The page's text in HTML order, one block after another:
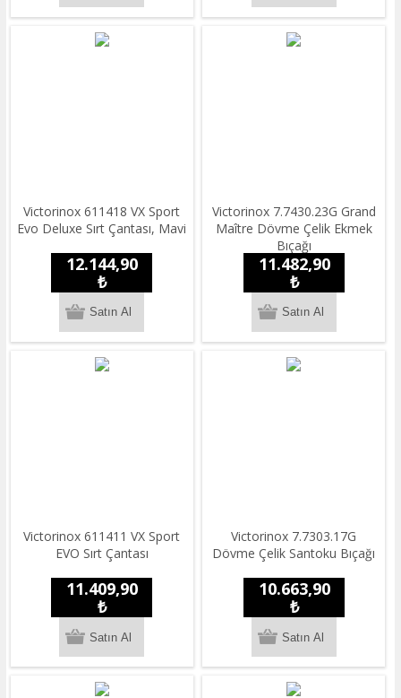
Victorinox 611418 VX Sport
Evo Deluxe Sırt Çantası, Mavi
12.144,90
₺
Victorinox 7.7430.23G Grand
Maître Dövme Çelik Ekmek
Bıçağı
11.482,90
₺
​​Victorinox 611411 VX Sport
EVO Sırt Çantası
11.409,90
₺
Victorinox 7.7303.17G
Dövme Çelik Santoku Bıçağı
10.663,90
₺